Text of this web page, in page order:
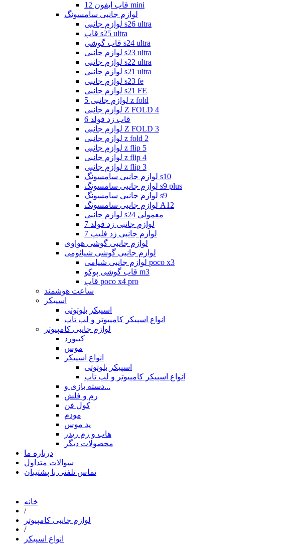
قاب ایفون 12 mini
لوازم جانبی سامسونگ
لوازم جانبی s26 ultra
قاب s25 ultra
قاب گوشی s24 ultra
لوازم جانبی s23 ultra
لوازم جانبی s22 ultra
لوازم جانبی s21 ultra
لوازم جانبی s23 fe
لوازم جانبی s21 FE
لوازم جانبی 5 z fold
لوازم جانبی Z FOLD 4
قاب زد فولد 6
لوازم جانبی Z FOLD 3
لوازم جانبی z fold 2
لوازم جانبی z flip 5
لوازم جانبی z flip 4
لوازم جانبی z flip 3
لوازم جانبی سامسونگ s10
لوازم جانبی سامسونگ s9 plus
لوازم جانبی سامسونگ s9
لوازم جانبی سامسونگ A12
لوازم جانبی s24 معمولی
لوازم جانبی زد فولد 7
لوازم جانبی زد فلیپ 7
لوازم جانبی گوشی هواوی
لوازم جانبی گوشی شیائومی
لوازم جانبی شیامی poco x3
قاب گوشی پوکو m3
قاب poco x4 pro
ساعت هوشمند
اسپیکر
اسپیکر بلوتوثی
انواع اسپیکر کامپیوتر و لپ تاپ
لوازم جانبی کامپیوتر
کیبورد
موس
انواع اسپیکر
اسپیکر بلوتوثی
انواع اسپیکر کامپیوتر و لپ تاپ
دسته بازی و...
رم و فلش
کول فن
مودم
پد موس
هاب و رم ریدر
محصولات دیگر
درباره ما
سوالات متداول
تماس تلفنی با پشتیبان
خانه
/
لوازم جانبی کامپیوتر
/
انواع اسپیکر